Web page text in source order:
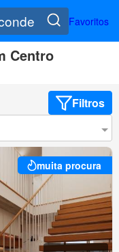
Favoritos
Centro
Filtros
muita procura